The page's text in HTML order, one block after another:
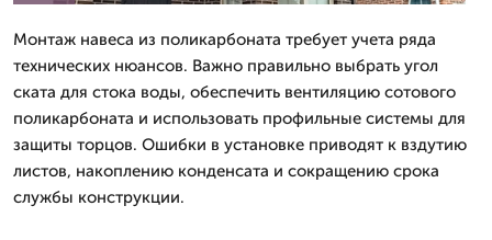
Монтаж навеса из поликарбоната требует учета ряда
технических нюансов. Важно правильно выбрать угол
ската для стока воды, обеспечить вентиляцию сотового
поликарбоната и использовать профильные системы для
защиты торцов. Ошибки в установке приводят к вздутию
листов, накоплению конденсата и сокращению срока
службы конструкции.